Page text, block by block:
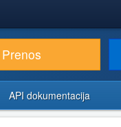
Prenos
API dokumentacija